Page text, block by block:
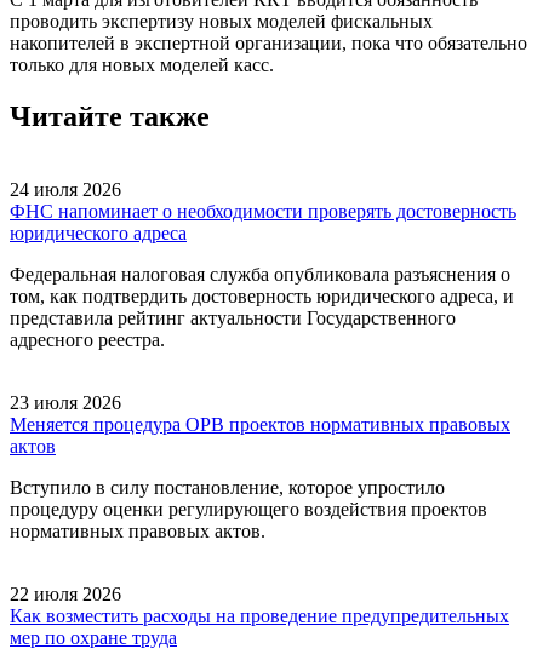
проводить экспертизу новых моделей фискальных
накопителей в экспертной организации, пока что обязательно
только для новых моделей касс.
Читайте также
24 июля 2026
ФНС напоминает о необходимости проверять достоверность
юридического адреса
Федеральная налоговая служба опубликовала разъяснения о
том, как подтвердить достоверность юридического адреса, и
представила рейтинг актуальности Государственного
адресного реестра.
23 июля 2026
Меняется процедура ОРВ проектов нормативных правовых
актов
Вступило в силу постановление, которое упростило
процедуру оценки регулирующего воздействия проектов
нормативных правовых актов.
22 июля 2026
Как возместить расходы на проведение предупредительных
мер по охране труда